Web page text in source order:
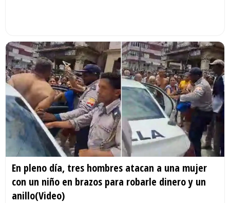
En pleno día, tres hombres atacan a una mujer
con un niño en brazos para robarle dinero y un
anillo(Video)